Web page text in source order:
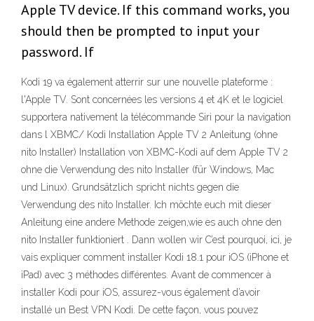
Apple TV device. If this command works, you
should then be prompted to input your
password. If
Kodi 19 va également atterrir sur une nouvelle plateforme :
l'Apple TV. Sont concernées les versions 4 et 4K et le logiciel
supportera nativement la télécommande Siri pour la navigation
dans l XBMC/ Kodi Installation Apple TV 2 Anleitung (ohne
nito Installer) Installation von XBMC-Kodi auf dem Apple TV 2
ohne die Verwendung des nito Installer (für Windows, Mac
und Linux). Grundsätzlich spricht nichts gegen die
Verwendung des nito Installer. Ich möchte euch mit dieser
Anleitung eine andere Methode zeigen,wie es auch ohne den
nito Installer funktioniert . Dann wollen wir C’est pourquoi, ici, je
vais expliquer comment installer Kodi 18.1 pour iOS (iPhone et
iPad) avec 3 méthodes différentes. Avant de commencer à
installer Kodi pour iOS, assurez-vous également d’avoir
installé un Best VPN Kodi. De cette façon, vous pouvez